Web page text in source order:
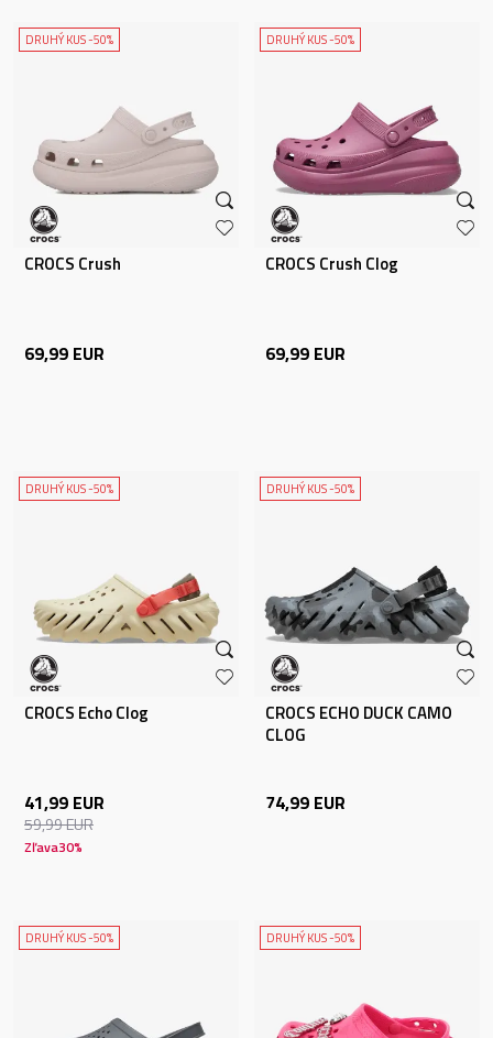
DRUHÝ KUS -50%
CROCS Crush
69,99 EUR
DRUHÝ KUS -50%
CROCS Crush Clog
69,99 EUR
DRUHÝ KUS -50%
CROCS Echo Clog
41,99 EUR
59,99EUR
Zľava30%
DRUHÝ KUS -50%
CROCS ECHO DUCK CAMO
CLOG
74,99 EUR
DRUHÝ KUS -50% DRUHÝ KUS -50%